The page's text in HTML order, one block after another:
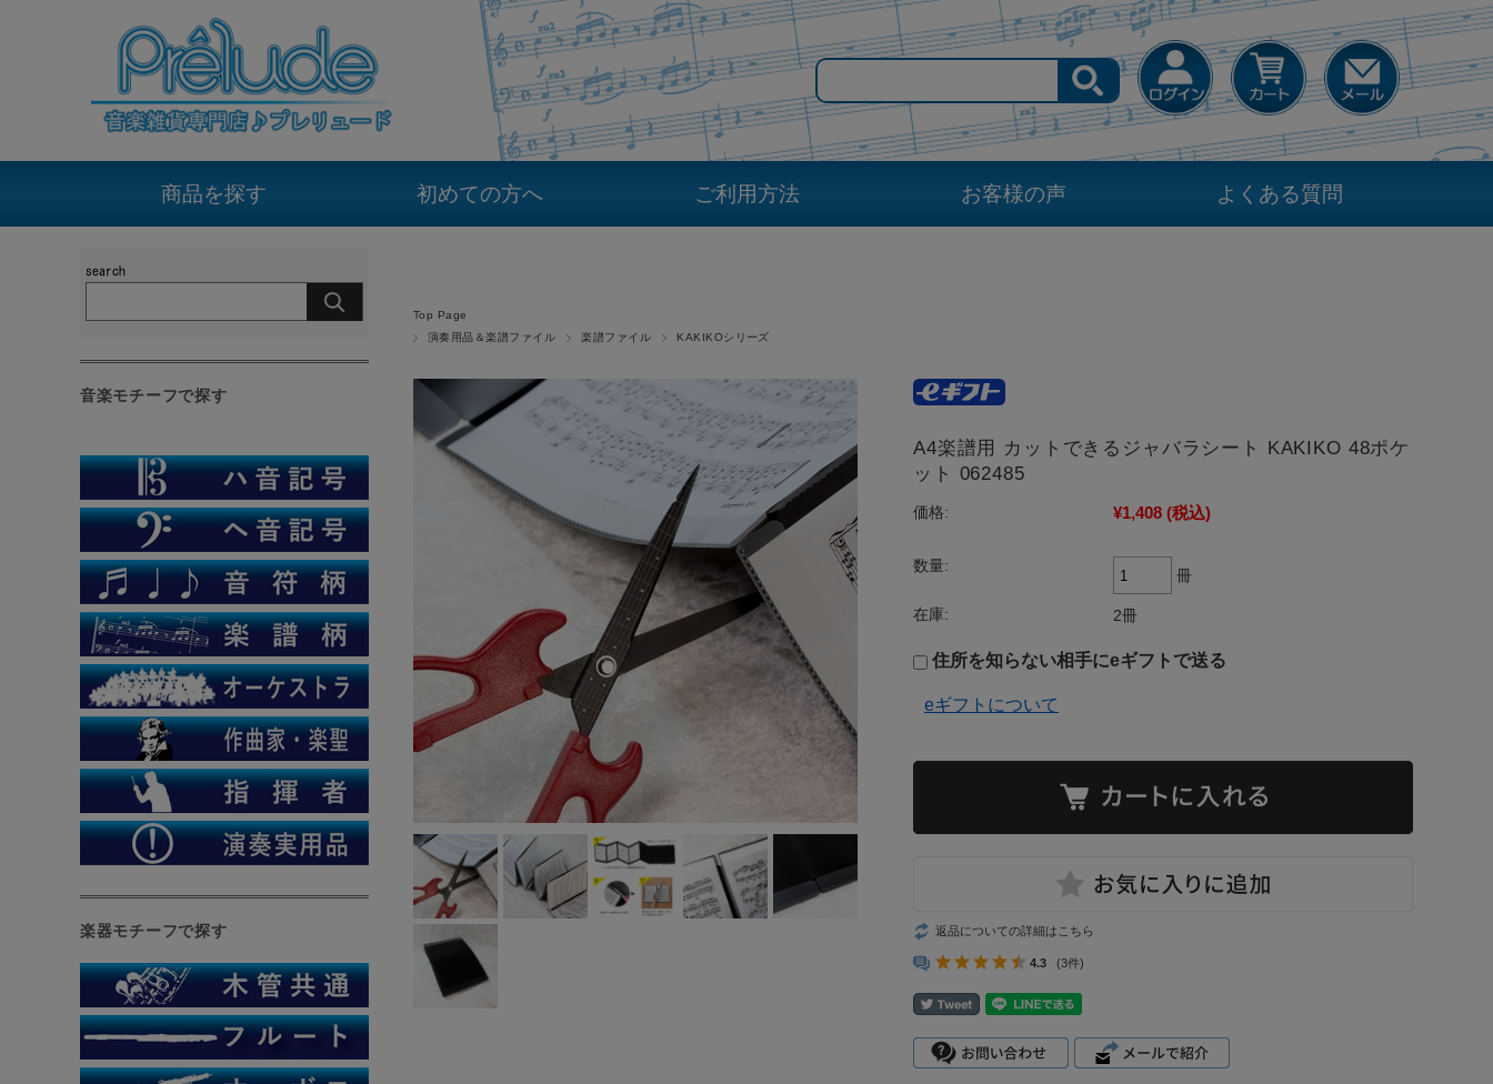
商品を探す 初めての方へ ご利用方法 お客様の声 よくある質問
Top Page
演奏用品＆楽譜ファイル
楽譜ファイル KAKIKOシリーズ
A4楽譜用 カットできるジャバラシート KAKIKO 48ポケ
ット 062485
価格: ¥1,408 (税込)
数量:
冊
在庫: 2冊
住所を知らない相手にeギフトで送る
eギフトについて
返品についての詳細はこちら
4.3 (3件)
音楽モチーフで探す
楽器モチーフで探す